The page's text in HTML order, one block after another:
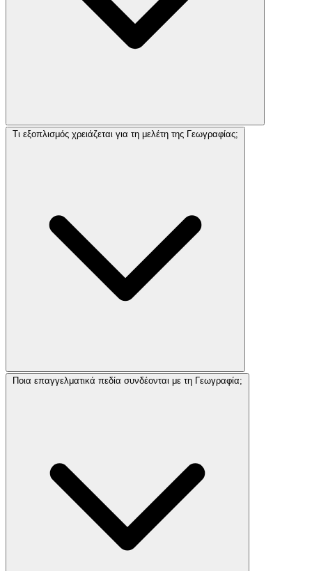
Τι εξοπλισμός χρειάζεται για τη μελέτη της Γεωγραφίας;
Ποια επαγγελματικά πεδία συνδέονται με τη Γεωγραφία;